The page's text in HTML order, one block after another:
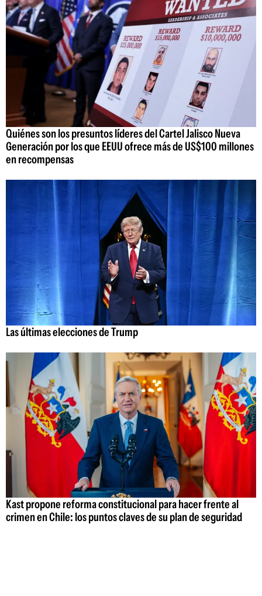
Quiénes son los presuntos líderes del Cartel Jalisco Nueva
Generación por los que EEUU ofrece más de US$100 millones
en recompensas
Las últimas elecciones de Trump
Kast propone reforma constitucional para hacer frente al
crimen en Chile: los puntos claves de su plan de seguridad